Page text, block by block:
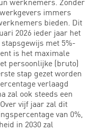
immers
bieden. Dit
2026 ieder jaar het
met 5%-
is het maximale
persoonlijke (bruto)
stap gezet worden
verlaagd
zal ook steeds een
vijf jaar zal dit
van 0%,
in 2030 zal